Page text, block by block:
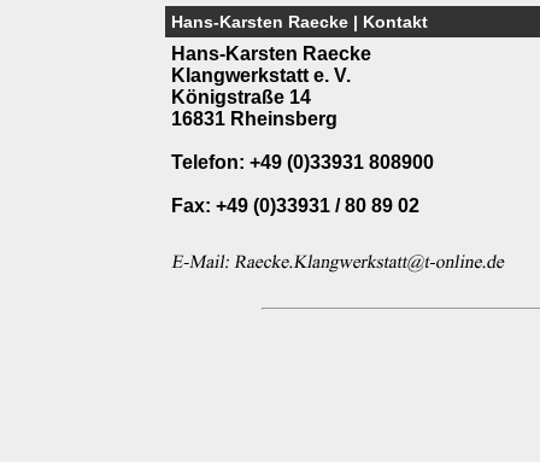
Hans-Karsten Raecke | Kontakt
Hans-Karsten Raecke
Klangwerkstatt e. V.
Königstraße 14
16831 Rheinsberg
Telefon: +49 (0)33931 808900
Fax: +49 (0)33931 / 80 89 02